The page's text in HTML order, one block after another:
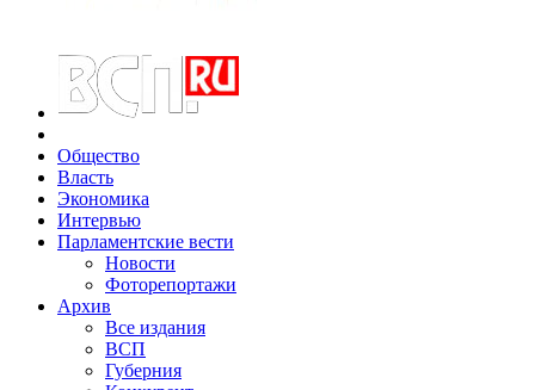
Общество
Власть
Экономика
Интервью
Парламентские вести
Новости
Фоторепортажи
Архив
Все издания
ВСП
Губерния